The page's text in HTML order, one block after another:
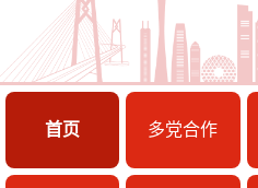
首页 多党合作